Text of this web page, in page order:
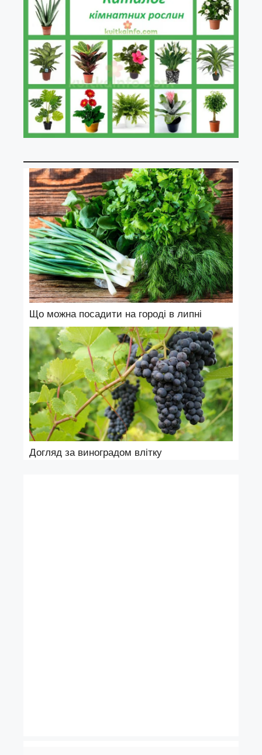
Що можна посадити на городі в липні
Догляд за виноградом влітку